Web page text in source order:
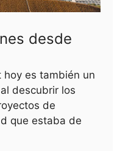
desde
es también un
descubrir los
de
que estaba de